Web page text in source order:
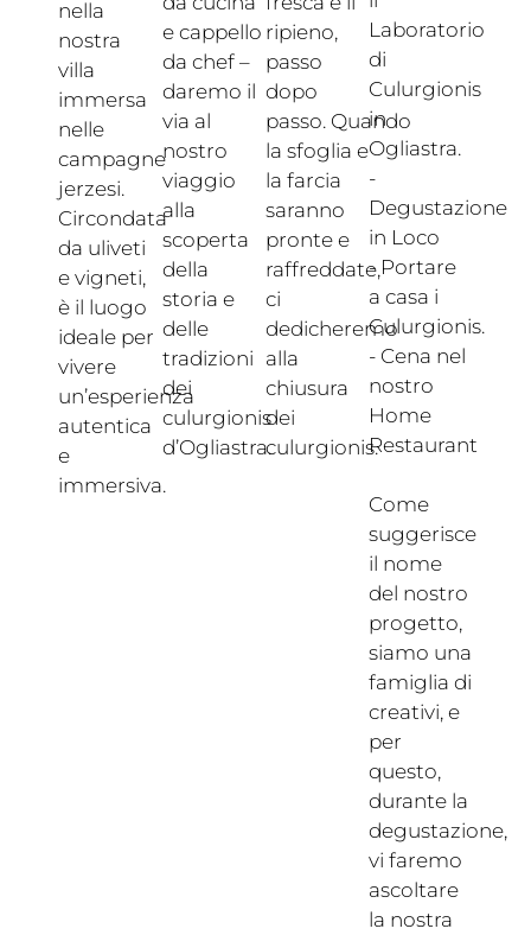
nella
nostra
villa
immersa
nelle
campagne
jerzesi.
Circondata
da uliveti
e vigneti,
è il luogo
ideale per
vivere
un’esperienza
autentica
e
immersiva.
e cappello
da chef –
daremo il
via al
nostro
viaggio
alla
scoperta
della
storia e
delle
tradizioni
dei
culurgionis
d’Ogliastra.
ripieno,
passo
dopo
passo. Quando
la sfoglia e
la farcia
saranno
pronte e
raffreddate,
ci
dedicheremo
alla
chiusura
dei
culurgionis.
Laboratorio
di
Culurgionis
in
Ogliastra.
-
Degustazione
in Loco
- Portare
a casa i
Culurgionis.
- Cena nel
nostro
Home
Restaurant
Come
suggerisce
il nome
del nostro
progetto,
siamo una
famiglia di
creativi, e
per
questo,
durante la
degustazione,
vi faremo
ascoltare
la nostra